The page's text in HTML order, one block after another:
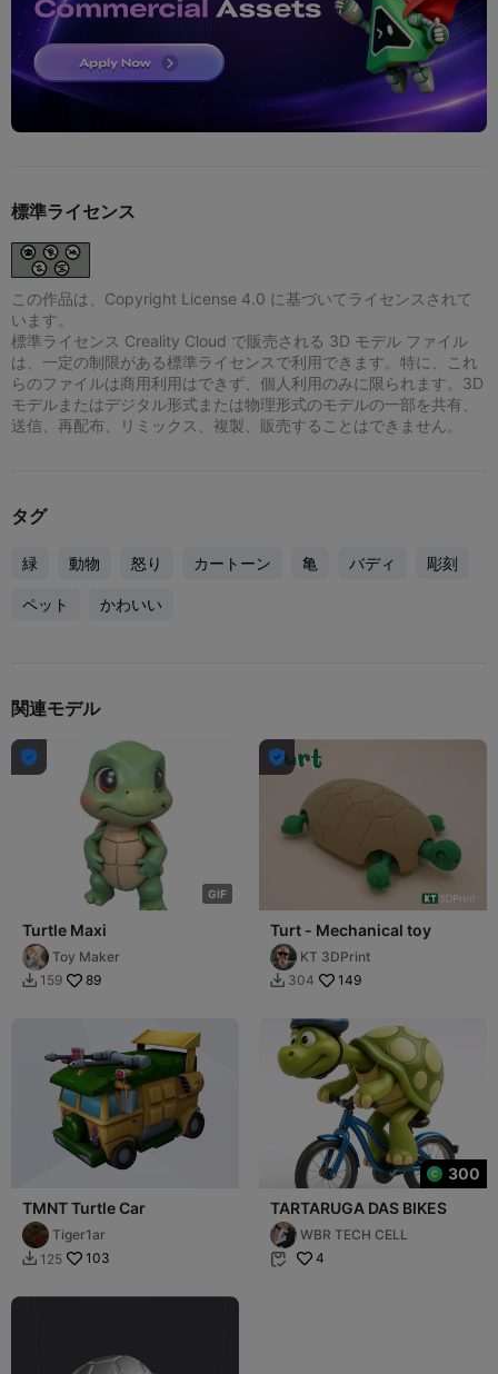
標準ライセンス
この作品は、Copyright License 4.0 に基づいてライセンスされて
います。
標準ライセンス Creality Cloud で販売される 3D モデル ファイル
は、一定の制限がある標準ライセンスで利用できます。特に、これ
らのファイルは商用利用はできず、個人利用のみに限られます。3D
モデルまたはデジタル形式または物理形式のモデルの一部を共有、
送信、再配布、リミックス、複製、販売することはできません。
タグ
緑 動物 怒り カートーン 亀 バディ 彫刻
ペット かわいい
関連モデル
GIF

Turtle Maxi
Toy Maker
 159 89

Turt - Mechanical toy
KT 3DPrint
 304 149
TMNT Turtle Car
Tiger1ar
 125 103
300
TARTARUGA DAS BIKES
WBR TECH CELL
 4